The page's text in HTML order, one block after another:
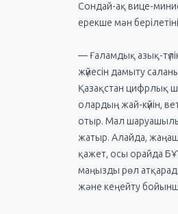
Сондай-ақ вице-
ерекше мән
— Ғаламдық азық-
жүйесін дамыту
Қазақстан цифрлық
олардың жай-күйін,
отыр. Мал
жатыр. Алайда,
қажет, осы орайда
маңызды рөл
және кеңейту